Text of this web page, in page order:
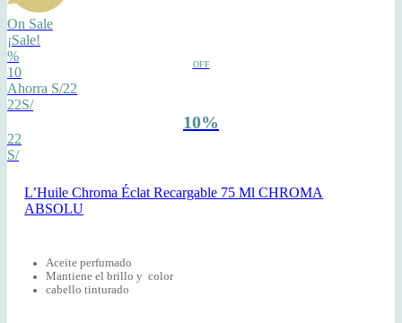
On Sale
¡Sale!
%
OFF
10
Ahorra S/22
22S/
10%
22
S/
L’Huile Chroma Éclat Recargable 75 Ml CHROMA
ABSOLU
Aceite perfumado
Mantiene el brillo y color
cabello tinturado